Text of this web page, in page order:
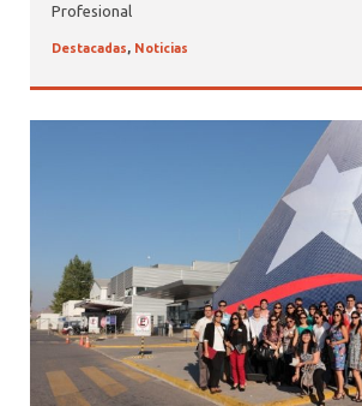
Profesional
Destacadas, Noticias